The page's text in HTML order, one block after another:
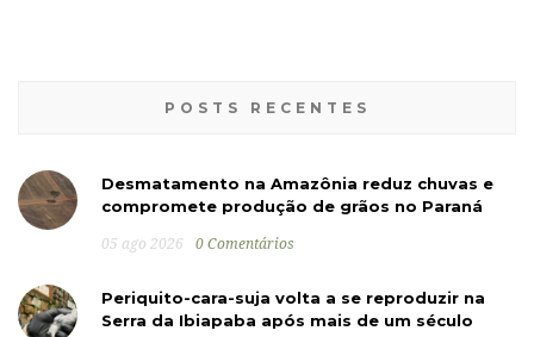
POSTS RECENTES
Desmatamento na Amazônia reduz chuvas e
compromete produção de grãos no Paraná
05 ago 2026 0 Comentários
Periquito-cara-suja volta a se reproduzir na
Serra da Ibiapaba após mais de um século